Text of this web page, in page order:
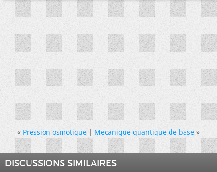
« Pression osmotique|Mecanique quantique de base »
DISCUSSIONS SIMILAIRES